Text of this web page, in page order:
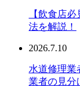
【飲食店
法を解説！
2026.7.10
水道修理業
業者の見分